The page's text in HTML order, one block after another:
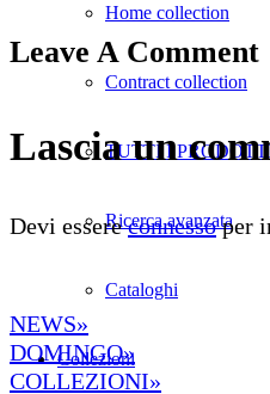
Home collection
Contract collection
TUTTI I
Ricerca avanzata
Cataloghi
Collezioni
Leave A Comment
Lascia un
Devi essereconnessoper
NEWS»
DOMINGO»
COLLEZIONI»